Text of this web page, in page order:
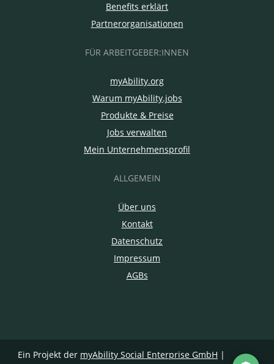
Benefits erklärt
Partnerorganisationen
FÜR ARBEITGEBER:INNEN
myAbility.org
Warum myAbility.jobs
Produkte & Preise
Jobs verwalten
Mein Unternehmensprofil
ALLGEMEIN
Über uns
Kontakt
Datenschutz
Impressum
AGBs
Ein Projekt der myAbility Social Enterprise GmbH |